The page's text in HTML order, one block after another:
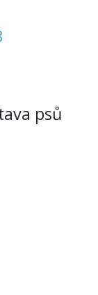
psů